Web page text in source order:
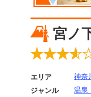
宮ノ
エリア 神奈
ジャンル
温泉